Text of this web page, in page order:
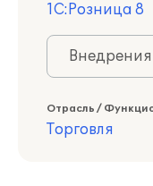
1С:Розница 8
Отрасль /
Торговля